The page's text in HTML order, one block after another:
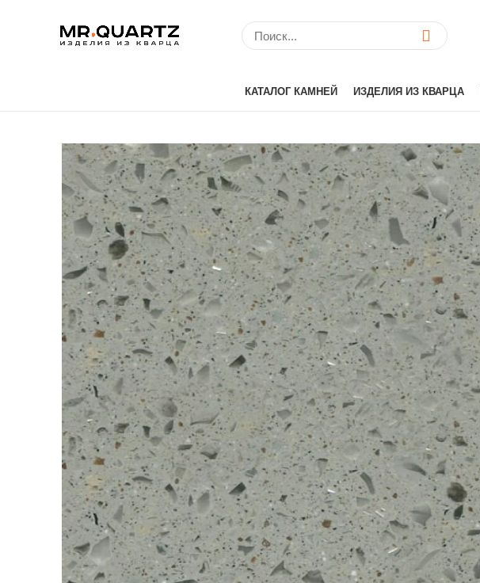
КАТАЛОГ КАМНЕЙ
Avant Quartz (Китай)
Belenco (Турция)
Bitto (Китай)
Caesarstone (Израиль)
Cambria (США)
Compac (Португалия)
Crystal (Китай)
Etna Quartz (Китай)
IDS (Китай)
QuartzForms (Германия)
Samsung Radianz (Южная
Корея)
Silestone (Испания)
Smart Quartz (Китай)
Stratos (Вьетнам)
Technistone (Чехия)
Teltos (Китай)
Viatera (США)
Vicostone (Вьетнам)
ИЗДЕЛИЯ ИЗ КВАРЦА